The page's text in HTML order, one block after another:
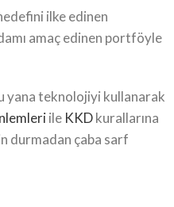
ilke edinen
amaç edinen portföyle
yana teknolojiyi kullanarak
ile KKDkurallarına
durmadan çaba sarf